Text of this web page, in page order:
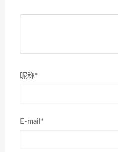
昵称*
E-mail*